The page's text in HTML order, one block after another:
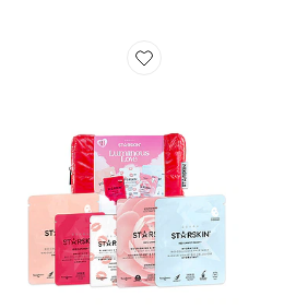
Favorite ENSEMBLE